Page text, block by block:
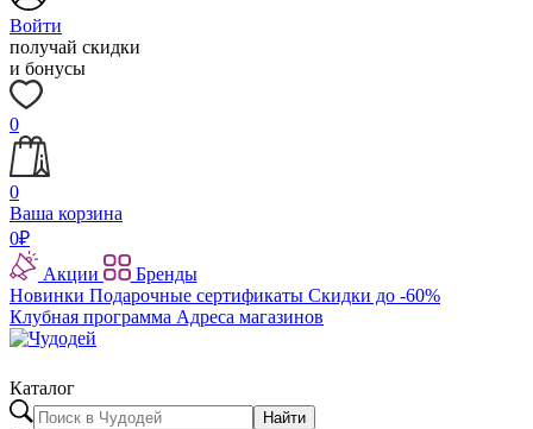
Войти
получай скидки
и бонусы
0
0
Ваша корзина
0₽
Акции
Бренды
Новинки Подарочные сертификаты Скидки до -60%
Клубная программа Адреса магазинов
Каталог
Найти